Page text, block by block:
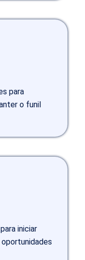
para
o funil
iniciar